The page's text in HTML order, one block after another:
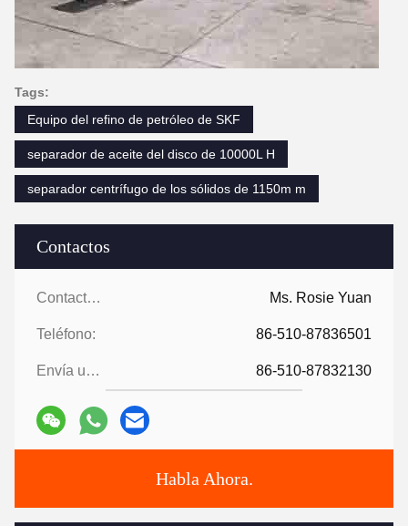
Contactos
Contactos: Ms. Rosie Yuan
Teléfono: 86-510-87836501
Envía un fax.: 86-510-87832130
Habla Ahora.
Tags:
Equipo del refino de petróleo de SKF
separador de aceite del disco de 10000L H
separador centrífugo de los sólidos de 1150m m